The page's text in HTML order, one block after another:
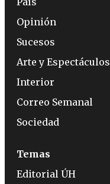
Opinión
Sucesos
Arte y Espectáculos
Interior
Correo Semanal
Sociedad
Temas
Editorial ÚH